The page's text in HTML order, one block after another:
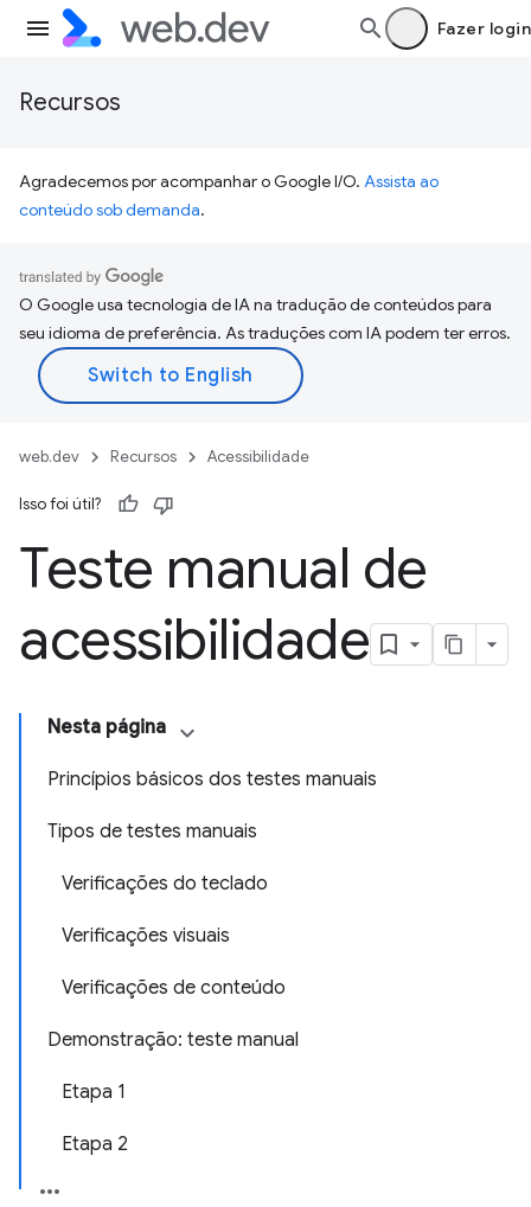
Fazer login
Recursos
Agradecemos por acompanhar o Google I/O. Assista ao
conteúdo sob demanda.
O Google usa tecnologia de IA na tradução de conteúdos para
seu idioma de preferência. As traduções com IA podem ter erros.
web.dev Recursos Acessibilidade
Isso foi útil?
Teste manual de
acessibilidade
Nesta página
Princípios básicos dos testes manuais
Tipos de testes manuais
Verificações do teclado
Verificações visuais
Verificações de conteúdo
Demonstração: teste manual
Etapa 1
Etapa 2